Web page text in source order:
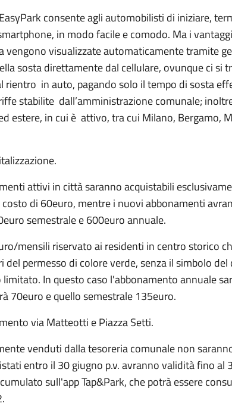
consente agli automobilisti di iniziare,
in modo facile e comodo. Ma i
vengono visualizzate automaticamente tramite
sosta direttamente dal cellulare, ovunque ci si
rientro in auto, pagando solo il tempo di sosta
stabilite dall’amministrazione comunale;
estere, in cui è attivo, tra cui Milano, Bergamo,
attivi in città saranno acquistabili
di 60euro, mentre i nuovi abbonamenti
semestrale e 600euro annuale.
mensili riservato ai residenti in centro storico
permesso di colore verde, senza il simbolo
In questo caso l'abbonamento annuale
70euro e quello semestrale 135euro.
via Matteotti e Piazza Setti.
venduti dalla tesoreria comunale non
entro il 30 giugno p.v. avranno validità fino al
sull'app Tap&Park, che potrà essere